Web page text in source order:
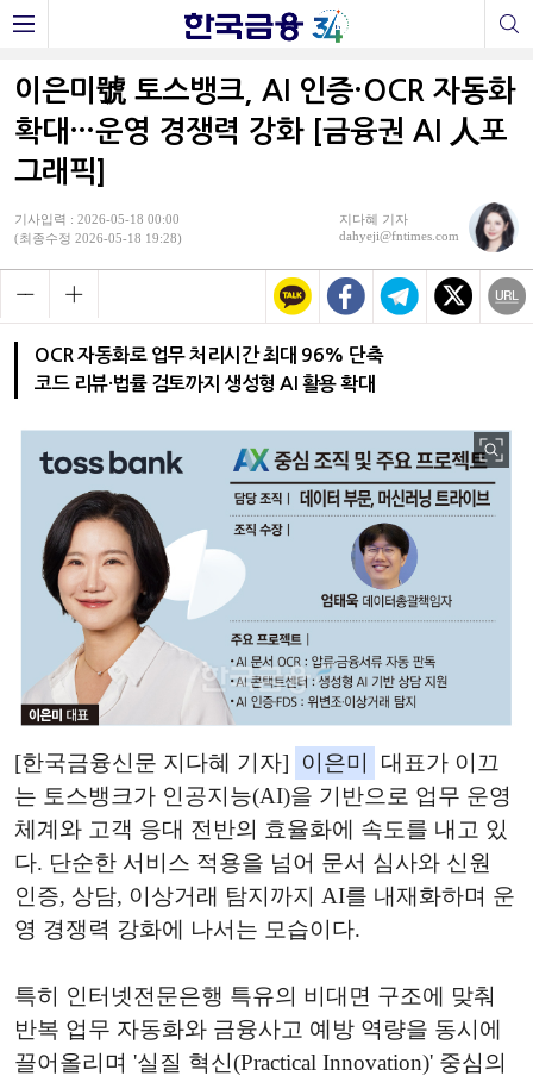
이은미號 토스뱅크, AI 인증·OCR 자동화
확대…운영 경쟁력 강화 [금융권 AI 人포
그래픽]
기사입력 : 2026-05-18 00:00
(최종수정 2026-05-18 19:28)
지다혜 기자
dahyeji@fntimes.com
OCR 자동화로 업무 처리시간 최대 96% 단축
코드 리뷰·법률 검토까지 생성형 AI 활용 확대
[한국금융신문 지다혜 기자] 이은미
대표가 이끄
는 토스뱅크가 인공지능(AI)을 기반으로 업무 운영
체계와 고객 응대 전반의 효율화에 속도를 내고 있
다. 단순한 서비스 적용을 넘어 문서 심사와 신원
인증, 상담, 이상거래 탐지까지 AI를 내재화하며 운
영 경쟁력 강화에 나서는 모습이다.
특히 인터넷전문은행 특유의 비대면 구조에 맞춰
반복 업무 자동화와 금융사고 예방 역량을 동시에
끌어올리며 '실질 혁신(Practical Innovation)' 중심의